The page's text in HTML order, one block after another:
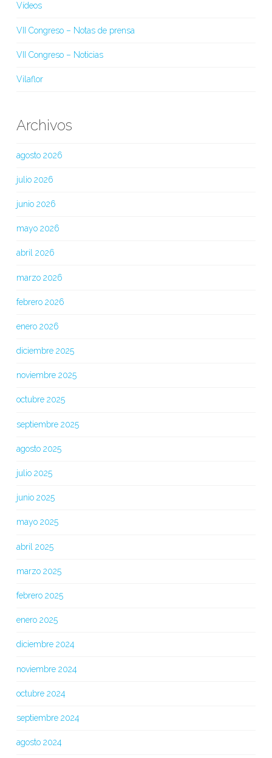
Vídeos
VII Congreso – Notas de prensa
VII Congreso – Noticias
Vilaflor
Archivos
agosto 2026
julio 2026
junio 2026
mayo 2026
abril 2026
marzo 2026
febrero 2026
enero 2026
diciembre 2025
noviembre 2025
octubre 2025
septiembre 2025
agosto 2025
julio 2025
junio 2025
mayo 2025
abril 2025
marzo 2025
febrero 2025
enero 2025
diciembre 2024
noviembre 2024
octubre 2024
septiembre 2024
agosto 2024